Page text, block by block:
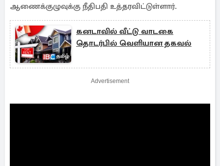
ஆணைக்குழுவுக்கு நீதிபதி உத்தரவிட்டுள்ளார்.
கனடாவில் வீட்டு வாடகை
தொடர்பில் வெளியான தகவல்
Advertisement